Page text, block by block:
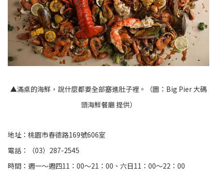
▲滿桌的海鮮，說什麼都要全部塞進肚子裡。（圖：Big Pier 大碼
頭海鮮餐廳提供）
地址：桃園市春德路169號606室
電話：（03）287-2545
時間：週一～週四11：00～21：00、六日11：00～22：00